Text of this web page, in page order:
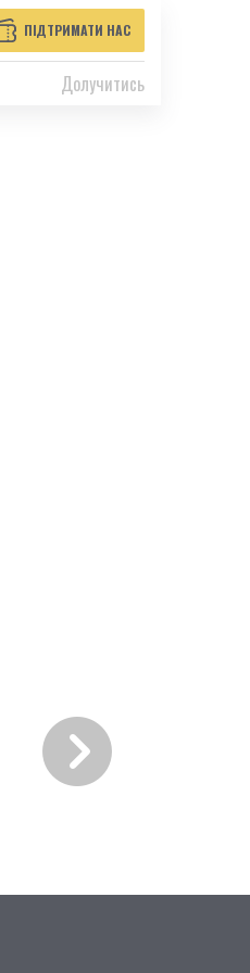
ПІДТРИМАТИ НАС
Долучитись